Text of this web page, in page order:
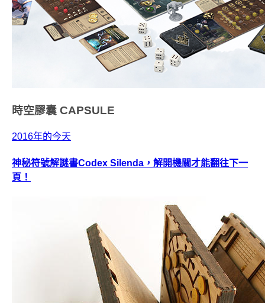
時空膠囊 CAPSULE
2016年的今天
神秘符號解謎書Codex Silenda，解開機關才能翻往下一
頁！